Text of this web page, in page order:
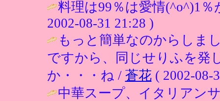
料理は99％は愛情(^o^)1
2002-08-31 21:28 )
もっと簡単なのからしま
ですから、同じせりふを発
か・・・ね / 蒼花( 2002-08-
中華スープ、イタリアン